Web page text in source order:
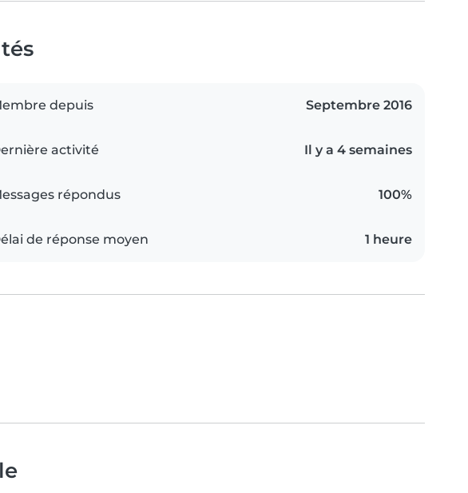
depuis Septembre 2016
activité Il y a 4 semaines
répondus 100%
de réponse moyen 1 heure